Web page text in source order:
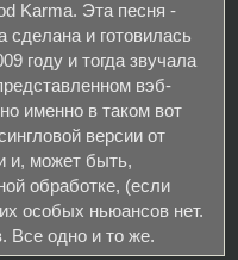
Karma. Эта песня -
сделана и готовилась
году и тогда звучала
вэб-
именно в таком вот
версии от
и, может быть,
обработке, (если
особых ньюансов нет.
Все одно и то же.